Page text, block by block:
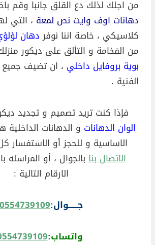
من اجلك لذلك دع القلق جانبا وقم
دهانات اوف وايت نص لمعة ، التي
كلاسيكي ، خاصة اننا نوفر دهان
من الفخامة و التألق على ديكور
بوية بروفايل داخلي ، ان تضيف جميع
الفنية .
فإذا كنت تريد تصميم و تجديد
الوان الدهانات و الدهانات
الاساسية و للحجز أو الاستفسار
الاتصال بنابالجوال ، أو المراسله
الارقام التالية :
جــــــوال:0554739109
واتساب: